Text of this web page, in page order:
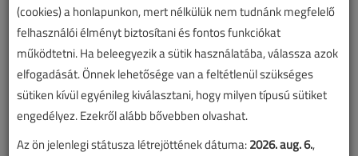
(cookies) a honlapunkon, mert nélkülük nem tudnánk megfelelő
felhasználói élményt biztosítani és fontos funkciókat
működtetni. Ha beleegyezik a sütik használatába, válassza azok
elfogadását. Önnek lehetősége van a feltétlenül szükséges
sütiken kívül egyénileg kiválasztani, hogy milyen típusú sütiket
engedélyez. Ezekről alább bővebben olvashat.
Az ön jelenlegi státusza létrejöttének dátuma:2026. aug. 6.,